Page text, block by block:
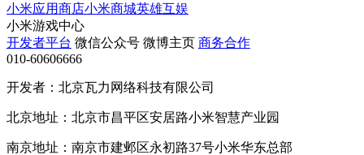
小米应用商店小米商城英雄互娱
小米游戏中心
开发者平台 微信公众号 微博主页 商务合作
010-60606666
开发者：北京瓦力网络科技有限公司
北京地址：北京市昌平区安居路小米智慧产业园
南京地址：南京市建邺区永初路37号小米华东总部